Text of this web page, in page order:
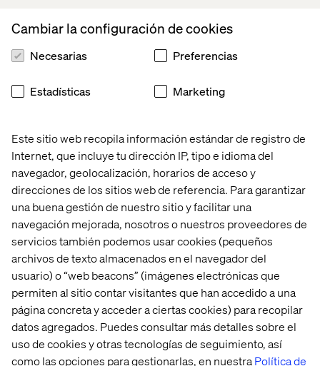
Este sitio web recopila información estándar de registro de
Internet, que incluye tu dirección IP, tipo e idioma del
navegador, geolocalización, horarios de acceso y
direcciones de los sitios web de referencia. Para garantizar
una buena gestión de nuestro sitio y facilitar una
navegación mejorada, nosotros o nuestros proveedores de
servicios también podemos usar cookies (pequeños
archivos de texto almacenados en el navegador del
usuario) o “web beacons” (imágenes electrónicas que
permiten al sitio contar visitantes que han accedido a una
página concreta y acceder a ciertas cookies) para recopilar
datos agregados. Puedes consultar más detalles sobre el
uso de cookies y otras tecnologías de seguimiento, así
como las opciones para gestionarlas, en nuestraPolítica de
Cambiar la configuración de cookies
Necesarias Preferencias
Estadísticas Marketing
Industrias
Gran Consumo
Impulsando el crecimiento del gran consumo
con plataformas de comercio modernizadas.
Explora